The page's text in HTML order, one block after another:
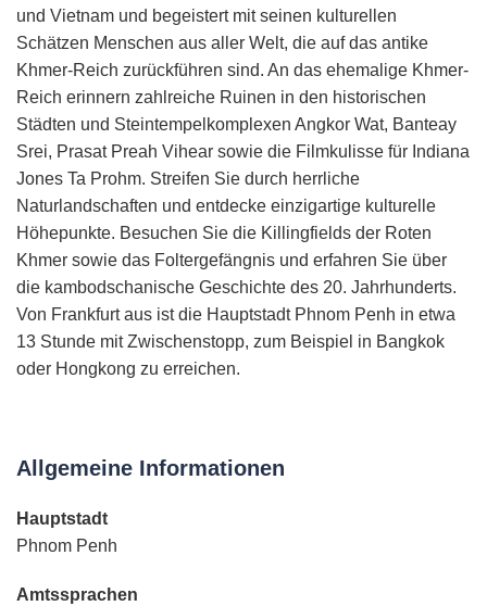
und Vietnam und begeistert mit seinen kulturellen
Schätzen Menschen aus aller Welt, die auf das antike
Khmer-Reich zurückführen sind. An das ehemalige Khmer-
Reich erinnern zahlreiche Ruinen in den historischen
Städten und Steintempelkomplexen Angkor Wat, Banteay
Srei, Prasat Preah Vihear sowie die Filmkulisse für Indiana
Jones Ta Prohm. Streifen Sie durch herrliche
Naturlandschaften und entdecke einzigartige kulturelle
Höhepunkte. Besuchen Sie die Killingfields der Roten
Khmer sowie das Foltergefängnis und erfahren Sie über
die kambodschanische Geschichte des 20. Jahrhunderts.
Von Frankfurt aus ist die Hauptstadt Phnom Penh in etwa
13 Stunde mit Zwischenstopp, zum Beispiel in Bangkok
oder Hongkong zu erreichen.
Allgemeine Informationen
Hauptstadt
Phnom Penh
Amtssprachen